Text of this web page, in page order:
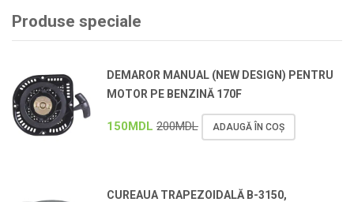
Produse speciale
DEMAROR MANUAL (NEW DESIGN) PENTRU
MOTOR PE BENZINĂ 170F
150 MDL 200MDL ADAUGĂ ÎN COȘ
CUREAUA TRAPEZOIDALĂ B-3150,